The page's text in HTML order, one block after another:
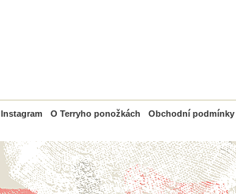
Instagram O Terryho ponožkách Obchodní podmínky
PayPal